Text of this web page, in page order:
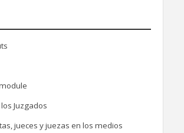
Juzgados
jueces y juezas en los medios